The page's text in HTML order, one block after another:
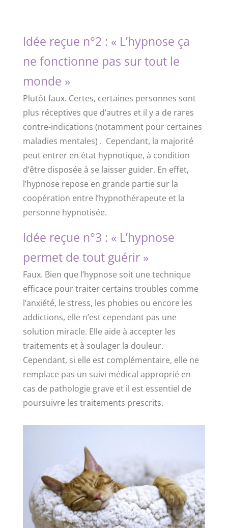
Idée reçue n°2 : « L’hypnose ça
ne fonctionne pas sur tout le
monde »
Plutôt faux. Certes, certaines personnes sont
plus réceptives que d’autres et il y a de rares
contre-indications (notamment pour certaines
maladies mentales) . Cependant, la majorité
peut entrer en état hypnotique, à condition
d’être disposée à se laisser guider. En effet,
l’hypnose repose en grande partie sur la
coopération entre l’hypnothérapeute et la
personne hypnotisée.
Idée reçue n°3 : « L’hypnose
permet de tout guérir »
Faux. Bien que l’hypnose soit une technique
efficace pour traiter certains troubles comme
l’anxiété, le stress, les phobies ou encore les
addictions, elle n’est cependant pas une
solution miracle. Elle aide à accepter les
traitements et à soulager la douleur.
Cependant, si elle est complémentaire, elle ne
remplace pas un suivi médical approprié en
cas de pathologie grave et il est essentiel de
poursuivre les traitements prescrits.